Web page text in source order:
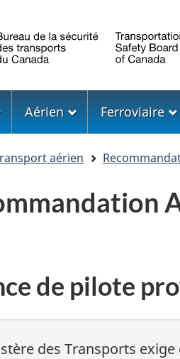
Aérien Ferroviaire
aérien
de pilote
des Transports